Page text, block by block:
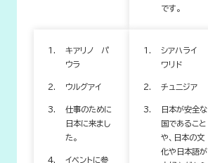
です。
キアリノ パ
ウラ
ウルグアイ
仕事のために
日本に来まし
た。
イベントに参
シアハライ
ワリド
チュニジア
日本が安全な
国であること
や、日本の文
化や日本語が